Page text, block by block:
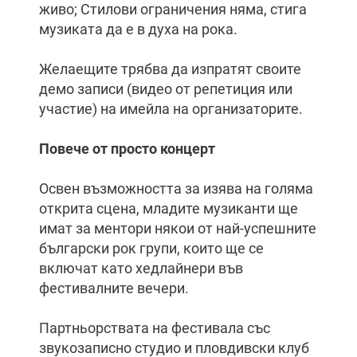
живо; Стилови ограничения няма, стига
музиката да е в духа на рока.
Желаещите трябва да изпратят своите
демо записи (видео от репетиция или
участие) на имейла на организаторите.
Повече от просто концерт
Освен възможността за изява на голяма
открита сцена, младите музиканти ще
имат за ментори някои от най-успешните
български рок групи, които ще се
включат като хедлайнери във
фестивалните вечери.
Партньорствата на фестивала със
звукозаписно студио и пловдивски клуб